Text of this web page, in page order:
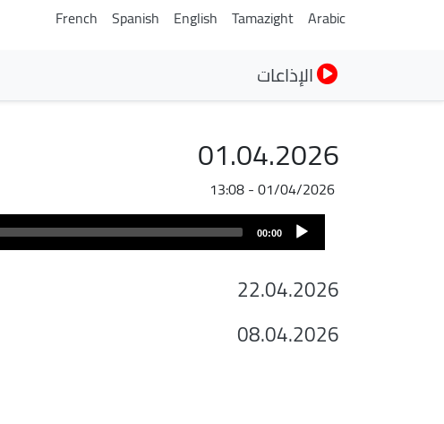
Arabic
Tamazight
English
Spanish
French
الإذاعات
01.04.2026
01/04/2026 - 13:08
ملف
الصوت
Audio
Player
00:00
22.04.2026
08.04.2026